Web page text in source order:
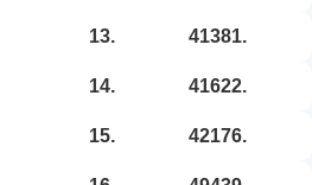
13. 41381.
14. 41622.
15. 42176.